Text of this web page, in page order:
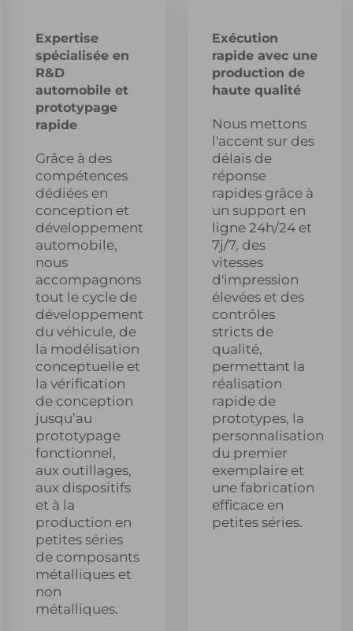
Expertise
spécialisée en
R&D
automobile et
prototypage
rapide
Grâce à des
compétences
dédiées en
conception et
développement
automobile,
nous
accompagnons
tout le cycle de
développement
du véhicule, de
la modélisation
conceptuelle et
la vérification
de conception
jusqu’au
prototypage
fonctionnel,
aux outillages,
aux dispositifs
et à la
production en
petites séries
de composants
métalliques et
non
métalliques.
Exécution
rapide avec une
production de
haute qualité
Nous mettons
l'accent sur des
délais de
réponse
rapides grâce à
un support en
ligne 24h/24 et
7j/7, des
vitesses
d'impression
élevées et des
contrôles
stricts de
qualité,
permettant la
réalisation
rapide de
prototypes, la
personnalisation
du premier
exemplaire et
une fabrication
efficace en
petites séries.